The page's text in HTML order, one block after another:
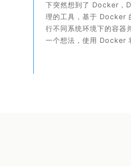
下突然想到了 Docker，
理的工具，基于 Docker
行不同系统环境下的容器
一个想法，使用 Docker